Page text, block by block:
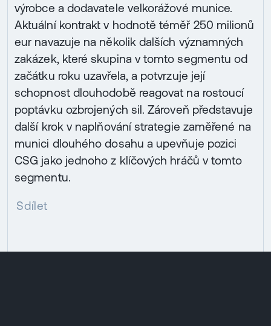
výrobce a dodavatele velkorážové munice.
Aktuální kontrakt v hodnotě téměř 250 milionů
eur navazuje na několik dalších významných
zakázek, které skupina v tomto segmentu od
začátku roku uzavřela, a potvrzuje její
schopnost dlouhodobě reagovat na rostoucí
poptávku ozbrojených sil. Zároveň představuje
další krok v naplňování strategie zaměřené na
munici dlouhého dosahu a upevňuje pozici
CSG jako jednoho z klíčových hráčů v tomto
segmentu.
Sdílet